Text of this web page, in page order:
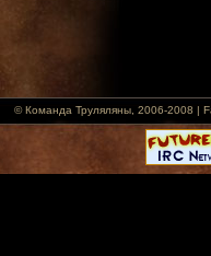
© Команда Труляляны, 2006-2008 |